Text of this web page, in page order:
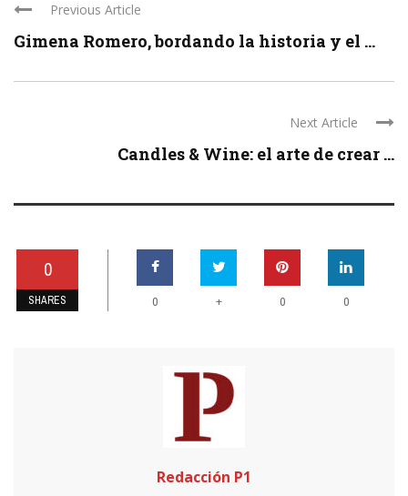
Previous Article
Gimena Romero, bordando la historia y el ...
Next Article
Candles & Wine: el arte de crear ...
0
SHARES 0 + 0 0
Redacción P1